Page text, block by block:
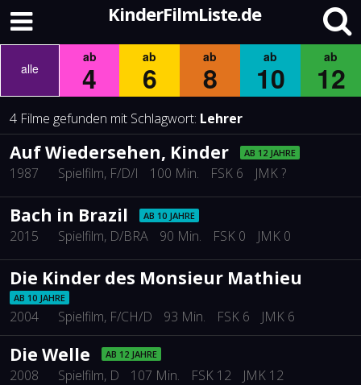
KinderFilmListe.de
alle
ab
4
ab
6
ab
8
ab
10
ab
12
4 Filme gefunden mit Schlagwort: Lehrer
Auf Wiedersehen, Kinder AB 12 JAHRE
1987 Spielfilm, F/D/I 100 Min. FSK 6 JMK ?
Bach in Brazil AB 10 JAHRE
2015 Spielfilm, D/BRA 90 Min. FSK 0 JMK 0
Die Kinder des Monsieur Mathieu
AB 10 JAHRE
2004 Spielfilm, F/CH/D 93 Min. FSK 6 JMK 6
Die Welle AB 12 JAHRE
2008 Spielfilm, D 107 Min. FSK 12 JMK 12